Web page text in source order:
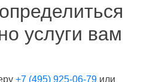
услуги вам
+7 (495) 925-06-79 или